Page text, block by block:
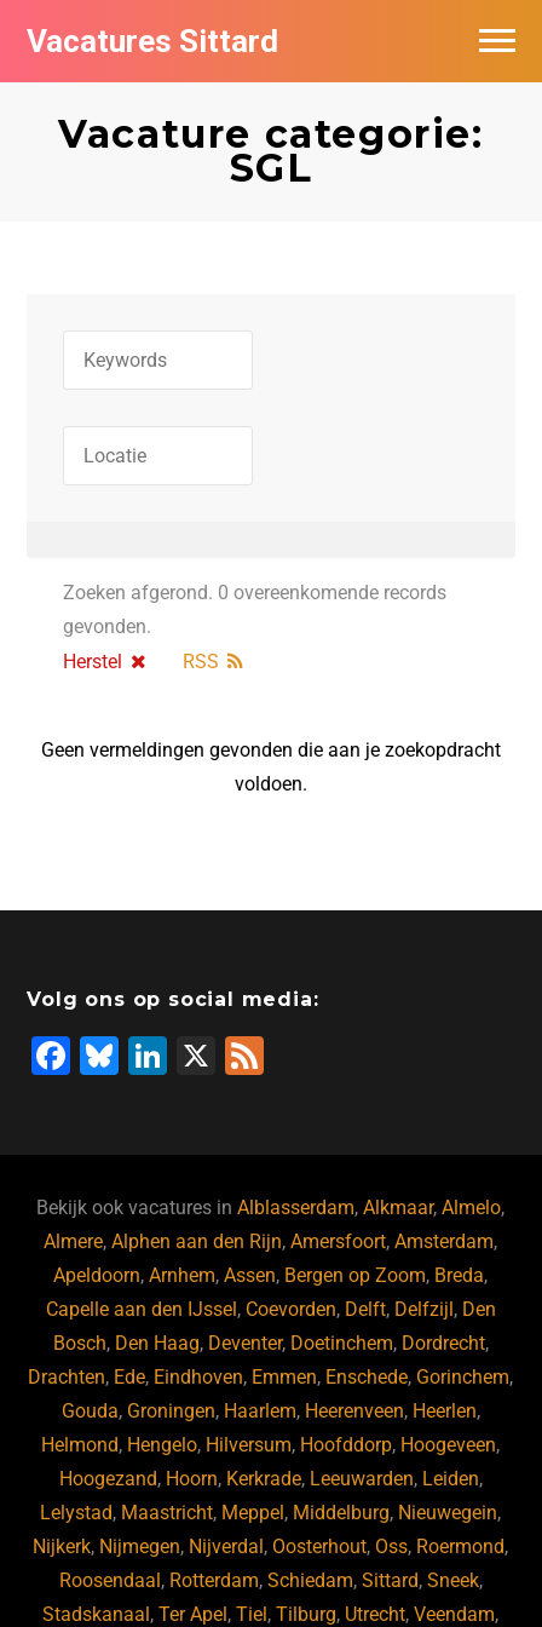
Vacatures Sittard
Vacature categorie:
SGL
Zoeken afgerond. 0 overeenkomende records
gevonden.
Herstel
RSS
Geen vermeldingen gevonden die aan je zoekopdracht
voldoen.
Volg ons op social media:
F
b
o
o
k
Bl
ky
Li
dI
n
X
Bekijk ook vacatures inAlblasserdam,Alkmaar,Almelo,
Almere,Alphen aan den Rijn,Amersfoort,Amsterdam,
Apeldoorn,Arnhem,Assen, Bergen op Zoom, Breda,
Capelle aan den IJssel , Coevorden, Delft, Delfzijl , Den
Bosch, Den Haag, Deventer, Doetinchem, Dordrecht,
Drachten, Ede, Eindhoven, Emmen, Enschede, Gorinchem,
Gouda, Groningen, Haarlem, Heerenveen, Heerlen,
Helmond, Hengelo, Hilversum, Hoofddorp, Hoogeveen,
Hoogezand, Hoorn, Kerkrade, Leeuwarden, Leiden,
Lelystad, Maastricht, Meppel , Middelburg, Nieuwegein,
Nijkerk, Nijmegen, Nijverdal , Oosterhout, Oss, Roermond,
Roosendaal , Rotterdam, Schiedam, Sittard, Sneek,
Stadskanaal ,Ter Apel ,Tiel ,Tilburg, Utrecht,Veendam,
Vacatures per bedrijf
De populairste vacatures in Sittard